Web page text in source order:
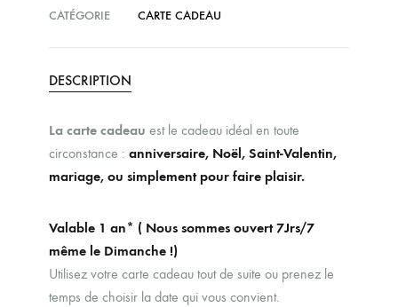
CATÉGORIE CARTE CADEAU
DESCRIPTION
La carte cadeau est le cadeau idéal en toute
circonstance : anniversaire, Noël, Saint-Valentin,
mariage, ou simplement pour faire plaisir.
Valable 1 an* ( Nous sommes ouvert 7Jrs/7
même le Dimanche !)
Utilisez votre carte cadeau tout de suite ou prenez le
temps de choisir la date qui vous convient.